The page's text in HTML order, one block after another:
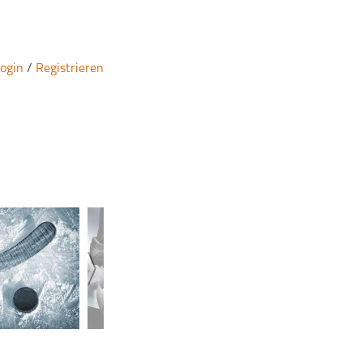
/ Registrieren